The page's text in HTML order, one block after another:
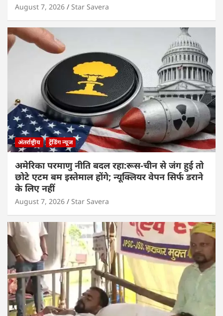
August 7, 2026 Star Savera
अंतर्राष्ट्रीय ट्रेंडिंग न्यूज
अमेरिका परमाणु नीति बदल रहा:रूस-चीन से जंग हुई तो
छोटे एटम बम इस्तेमाल होंगे; न्यूक्लियर वेपन सिर्फ डराने
के लिए नहीं
August 7, 2026 Star Savera